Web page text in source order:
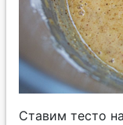
Ставим тесто